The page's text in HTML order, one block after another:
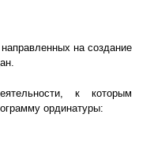
на создание
к которым
ординатуры: